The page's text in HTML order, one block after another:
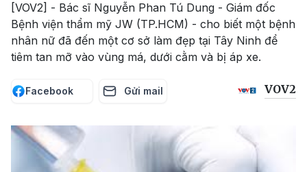
[VOV2] - Bác sĩ Nguyễn Phan Tú Dung - Giám đốc
Bệnh viện thẩm mỹ JW (TP.HCM) - cho biết một bệnh
nhân nữ đã đến một cơ sở làm đẹp tại Tây Ninh để
tiêm tan mỡ vào vùng má, dưới cằm và bị áp xe.
Facebook Gửi mail VOV2